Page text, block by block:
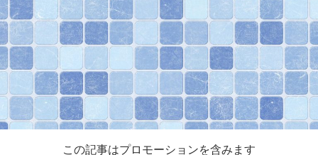
この記事はプロモーションを含みます